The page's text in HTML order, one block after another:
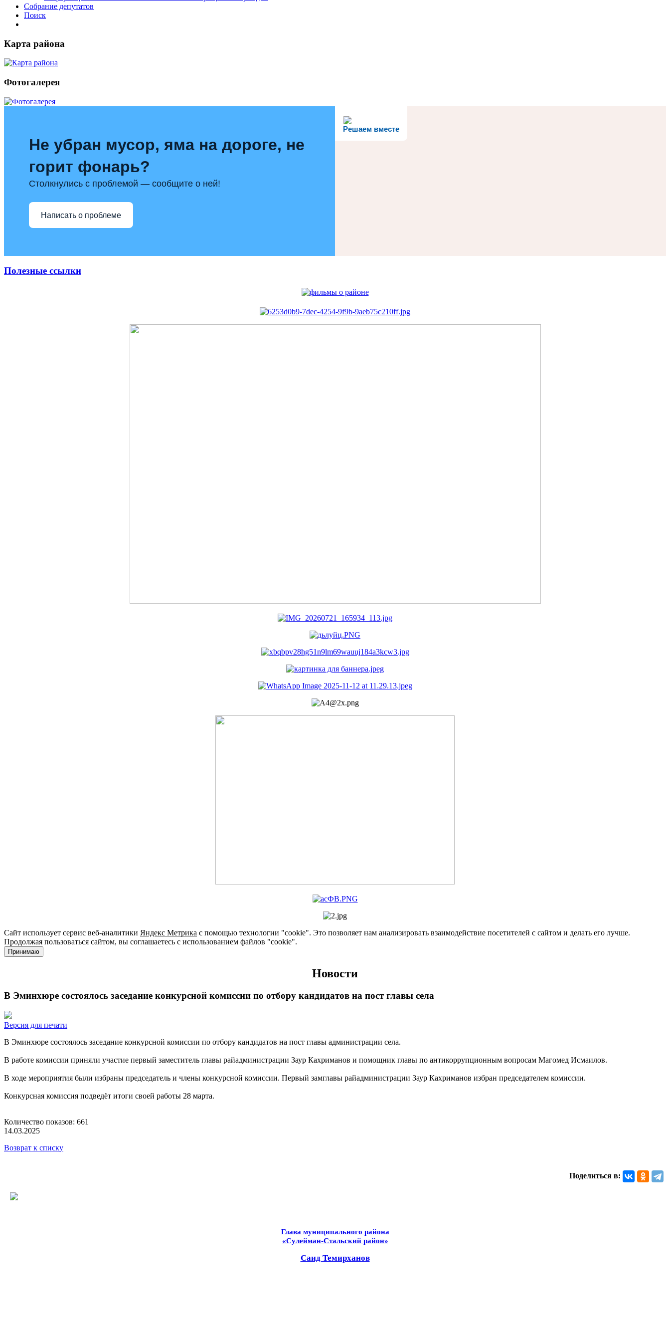
Собрание депутатов
Поиск
Карта района
Фотогалерея
Решаем вместе
Не убран мусор, яма на дороге, не
горит фонарь?
Столкнулись с проблемой — сообщите о ней!
Написать о проблеме
Полезные ссылки
Сайт использует сервис веб-аналитики Яндекс Метрика с помощью технологии "cookie". Это позволяет нам анализировать взаимодействие посетителей с сайтом и делать его лучше.
Продолжая пользоваться сайтом, вы соглашаетесь с использованием файлов "cookie".
Принимаю
Новости
В Эминхюре состоялось заседание конкурсной комиссии по отбору кандидатов на пост главы села
Версия для печати
В Эминхюре состоялось заседание конкурсной комиссии по отбору кандидатов на пост главы администрации села.
В работе комиссии приняли участие первый заместитель главы райадминистрации Заур Кахриманов и помощник главы по антикоррупционным вопросам Магомед Исмаилов.
В ходе мероприятия были избраны председатель и члены конкурсной комиссии. Первый замглавы райадминистрации Заур Кахриманов избран председателем комиссии.
Конкурсная комиссия подведёт итоги своей работы 28 марта.
Количество показов: 661
14.03.2025
Возврат к списку
Поделиться в:
Глава муниципального района
«Сулейман-Стальский район»
Саид Темирханов